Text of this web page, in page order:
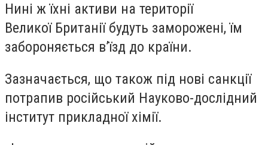
Нині ж їхні активи на території
Великої Британії будуть заморожені, їм
забороняється в’їзд до країни.
Зазначається, що також під нові санкції
потрапив російський Науково-дослідний
інститут прикладної хімії.